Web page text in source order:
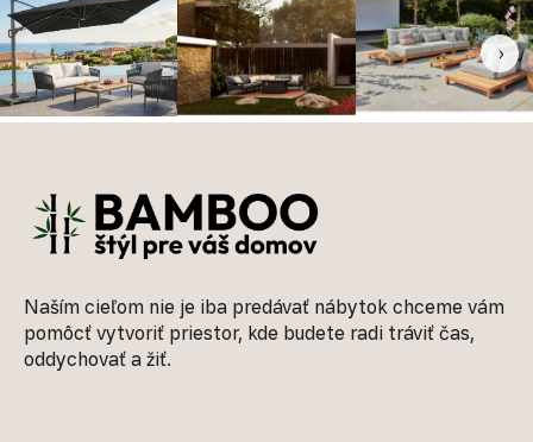
‹ ›
Naším cieľom nie je iba predávať nábytok chceme vám
pomôcť vytvoriť priestor, kde budete radi tráviť čas,
oddychovať a žiť.